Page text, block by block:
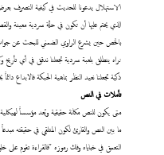
الاستهلال يدعونا للحديث في كيفية التصرف
الذي يحتم عليها أن تكون في حلّة سردية معينة
بالخص حين يشرع الراوي الضمني للبحث عن
نراه ينطلق بلعبة سردية تجعلنا ندقق في أي تأريخ
ذكية تجعلنا نعيد النظر بماهية الحبكة فالابداع
تأملاتفي النص
متىيكون للنص مكانة حقيقية ويُعد مؤسساً لهيكلية
ما بين النص والقارئ لكون المتلقي في حقيقته
التعمق في خباياه وفك رموزه "فالقراءة تقوم